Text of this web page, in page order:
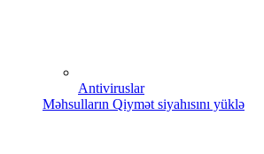
Antiviruslar
Məhsulların Qiymət siyahısını yüklə